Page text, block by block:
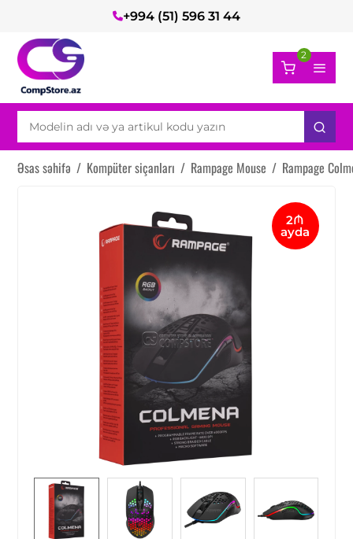
+994 (51) 596 31 44
2
Əsas səhifə / Kompüter siçanları / Rampage Mouse / Rampage
2₼
ayda